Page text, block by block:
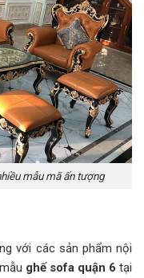
mẫu mã ấn tượng
với các sản phẩm nội
ghế sofa quận 6 tại